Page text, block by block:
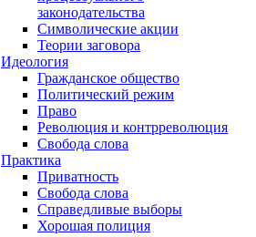
законодательства
Символические акции
Теории заговора
Идеология
Гражданское общество
Политический режим
Право
Революция и контрреволюция
Свобода слова
Практика
Приватность
Свобода слова
Справедливые выборы
Хорошая полиция